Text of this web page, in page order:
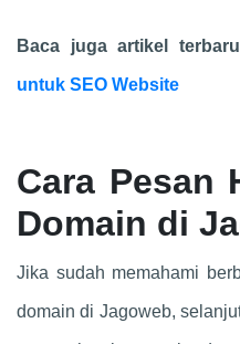
Baca juga artikel
untuk SEO Website
Cara Pesan
Domain di
Jika sudah memahami
domain di Jagoweb,